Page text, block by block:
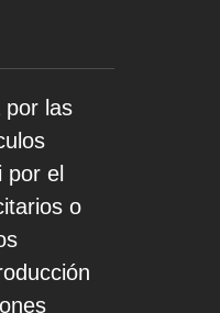
por las
el
o